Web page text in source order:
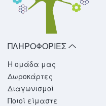
ΠΛΗΡΟΦΟΡΙΕΣ
Η ομάδα μας
Δωροκάρτες
Διαγωνισμοί
Ποιοί είμαστε